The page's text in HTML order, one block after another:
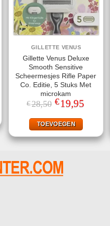
GILLETTE VENUS
Gillette Venus Deluxe
Smooth Sensitive
Scheermesjes Rifle Paper
Co. Editie, 5 Stuks Met
microkam
€28,50 Oorspronkelijke
prijs
€28,50.
€ 19,95
TOEVOEGEN